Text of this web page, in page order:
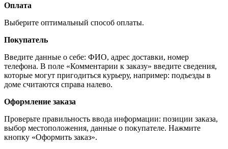
Оплата
Выберите оптимальный способ оплаты.
Покупатель
Введите данные о себе: ФИО, адрес доставки, номер
телефона. В поле «Комментарии к заказу» введите сведения,
которые могут пригодиться курьеру, например: подъезды в
доме считаются справа налево.
Оформление заказа
Проверьте правильность ввода информации: позиции заказа,
выбор местоположения, данные о покупателе. Нажмите
кнопку «Оформить заказ».